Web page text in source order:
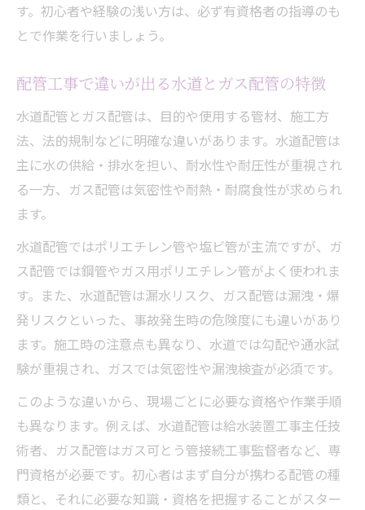
す。初心者や経験の浅い方は、必ず有資格者の指導のも
とで作業を行いましょう。
配管工事で違いが出る水道とガス配管の特徴
水道配管とガス配管は、目的や使用する管材、施工方
法、法的規制などに明確な違いがあります。水道配管は
主に水の供給・排水を担い、耐水性や耐圧性が重視され
る一方、ガス配管は気密性や耐熱・耐腐食性が求められ
ます。
水道配管ではポリエチレン管や塩ビ管が主流ですが、ガ
ス配管では鋼管やガス用ポリエチレン管がよく使われま
す。また、水道配管は漏水リスク、ガス配管は漏洩・爆
発リスクといった、事故発生時の危険度にも違いがあり
ます。施工時の注意点も異なり、水道では勾配や通水試
験が重視され、ガスでは気密性や漏洩検査が必須です。
このような違いから、現場ごとに必要な資格や作業手順
も異なります。例えば、水道配管は給水装置工事主任技
術者、ガス配管はガス可とう管接続工事監督者など、専
門資格が必要です。初心者はまず自分が携わる配管の種
類と、それに必要な知識・資格を把握することがスター